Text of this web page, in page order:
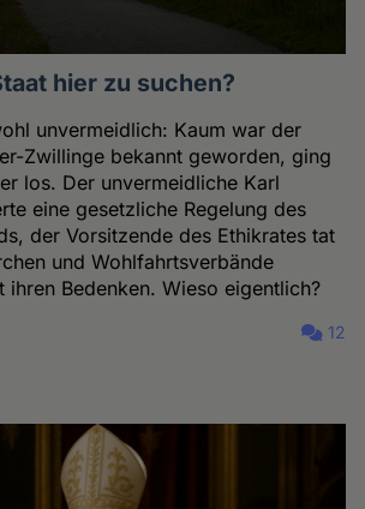
hier zu suchen?
unvermeidlich: Kaum war der
Zwillinge bekannt geworden, ging
los. Der unvermeidliche Karl
eine gesetzliche Regelung des
der Vorsitzende des Ethikrates tat
und Wohlfahrtsverbände
ihren Bedenken. Wieso eigentlich?
12